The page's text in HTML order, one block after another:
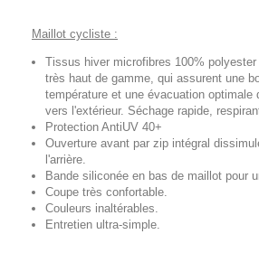
Maillot cycliste :
Tissus hiver microfibres 100% polyester
très haut de gamme, qui assurent une
température et une évacuation optimale
vers l'extérieur. Séchage rapide,
Protection AntiUV 40+
Ouverture avant par zip intégral
l'arrière.
Bande siliconée en bas de maillot pour
Coupe très confortable.
Couleurs inaltérables.
Entretien ultra-simple.